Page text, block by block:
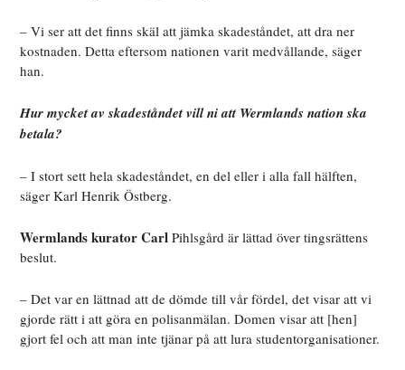
– Vi ser att det finns skäl att jämka skadeståndet, att dra ner
kostnaden. Detta eftersom nationen varit medvållande, säger
han.
Hur mycket av skadeståndet vill ni att Wermlands nation ska
betala?
– I stort sett hela skadeståndet, en del eller i alla fall hälften,
säger Karl Henrik Östberg.
Wermlands kurator Carl Pihlsgård är lättad över tingsrättens
beslut.
– Det var en lättnad att de dömde till vår fördel, det visar att vi
gjorde rätt i att göra en polisanmälan. Domen visar att [hen]
gjort fel och att man inte tjänar på att lura studentorganisationer.